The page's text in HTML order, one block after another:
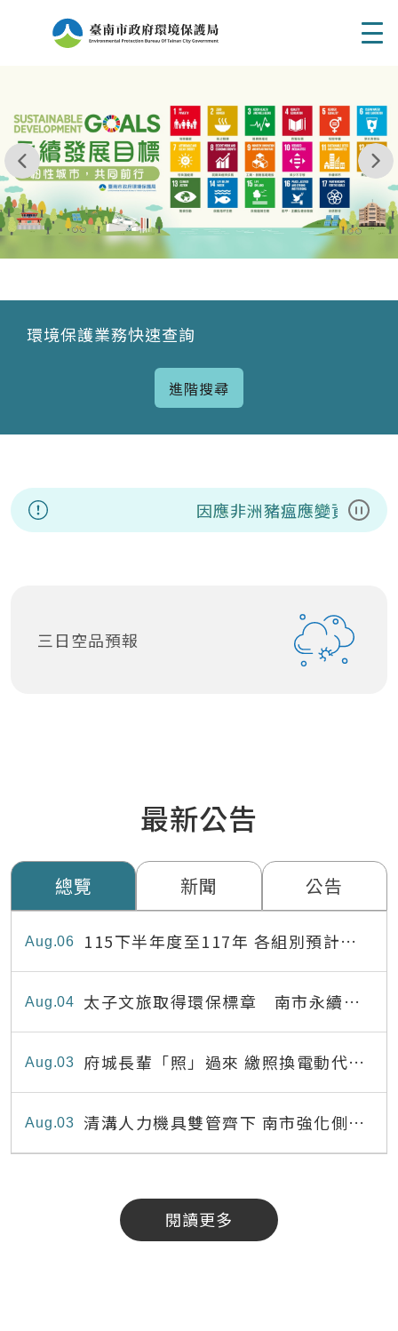
環境保護業務快速查詢
進階搜尋
暫停
因應非洲豬瘟應變資訊專區
三日空品預報
最新公告
總覽 新聞 公告
06
Aug
115下半年度至117年 各組別預計出
缺員額表
04
Aug
太子文旅取得環保標章 南市永續旅
宿達22家
03
Aug
府城長輩「照」過來 繳照換電動代步
最高補助8,000元
03
Aug
清溝人力機具雙管齊下 南市強化側溝
清疏效能
閱讀更多